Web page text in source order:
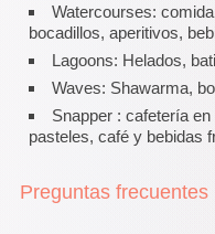
Watercourses:
bocadillos, aperitivos,
Lagoons: Helados,
Waves: Shawarma,
Snapper : cafetería
pasteles, café y bebidas
Preguntas frecuentes